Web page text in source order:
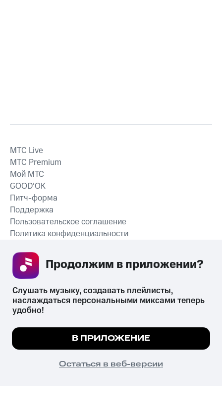
СКАЧАТЬ ПРИЛОЖЕНИЕ
MTС Live
MTС Premium
Мой МТС
GOOD’OK
Питч-форма
Поддержка
Пользовательское соглашение
Политика конфиденциальности
психотропных веществ, их аналогов причиняет вред здоровью,
их незаконный оборот запрещён и влечёт установленную
законодательством ответственность.
© 2026 ООО «КИОН».
Все права защищены
Мы используем куки, чтобы на сайте все
Подробнее
ПОНЯТНО
Слушать музыку, создавать плейлисты,
наслаждаться персональными миксами теперь
удобно!
В ПРИЛОЖЕНИЕ
Остаться в веб-версии